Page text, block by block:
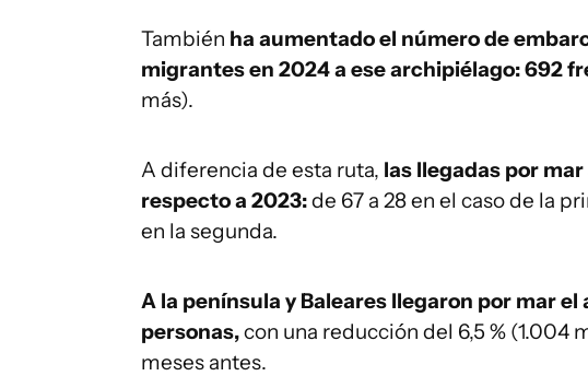
También ha aumentado el número de
migrantes en 2024 a ese archipiélago: 692
más).
A diferencia de esta ruta, las llegadas por
respecto a 2023:de 67 a 28 en el caso de la
en la segunda.
A la península y Baleares llegaron por mar el
personas,con una reducción del 6,5 % (1.004
meses antes.